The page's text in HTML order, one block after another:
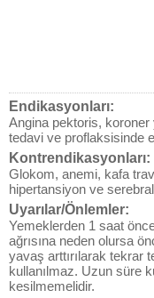
Endikasyonları:
Angina pektoris,
tedavi ve proflaksisinde
Kontrendikasyonları:
Glokom, anemi, kafa
hipertansiyon ve
Uyarılar/Önlemler:
Yemeklerden 1 saat
ağrısına neden olursa
yavaş arttırılarak tekrar
kullanılmaz. Uzun süre
kesilmemelidir.